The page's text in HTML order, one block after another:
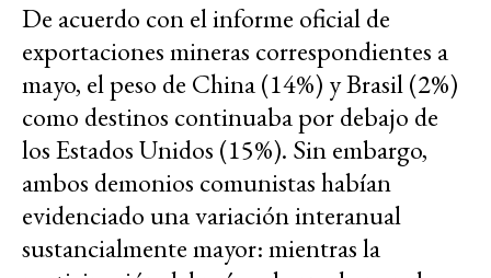
De acuerdo con el informe oficial de
exportaciones mineras correspondientes a
mayo, el peso de China (14%) y Brasil (2%)
como destinos continuaba por debajo de
los Estados Unidos (15%). Sin embargo,
ambos demonios comunistas habían
evidenciado una variación interanual
sustancialmente mayor: mientras la